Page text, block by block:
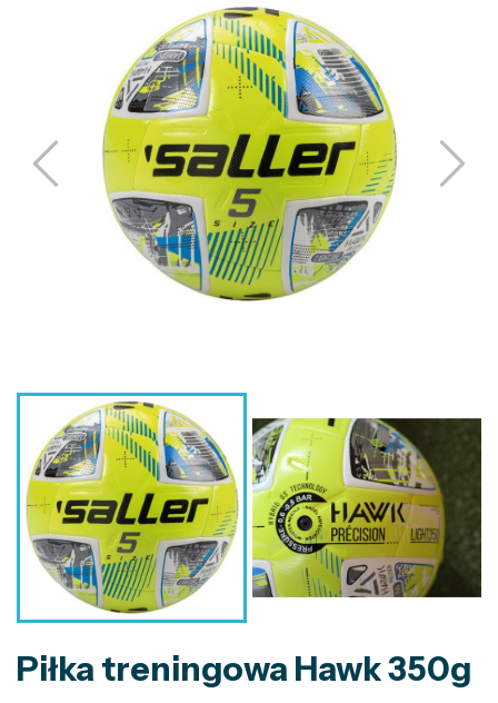
Piłka treningowa Hawk 350g